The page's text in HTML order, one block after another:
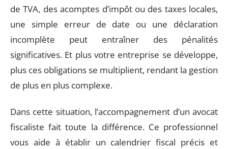
de TVA, des acomptes d’impôt ou des taxes locales,
une simple erreur de date ou une déclaration
incomplète peut entraîner des pénalités
significatives. Et plus votre entreprise se développe,
plus ces obligations se multiplient, rendant la gestion
de plus en plus complexe.
Dans cette situation, l’accompagnement d’un avocat
fiscaliste fait toute la différence. Ce professionnel
vous aide à établir un calendrier fiscal précis et